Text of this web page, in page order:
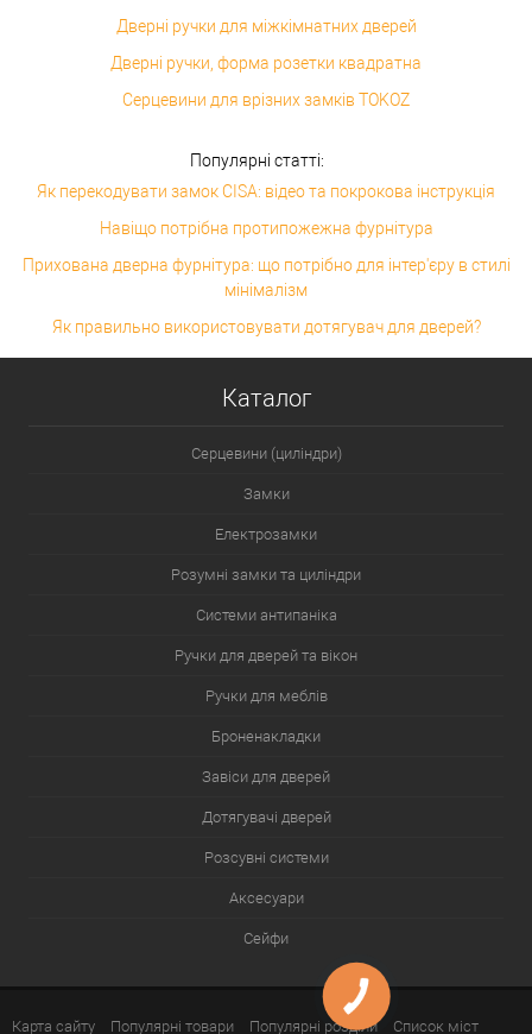
Дверні ручки для міжкімнатних дверей
Дверні ручки, форма розетки квадратна
Серцевини для врізних замків TOKOZ
Популярні статті:
Як перекодувати замок CISA: відео та покрокова інструкція
Навіщо потрібна протипожежна фурнітура
Прихована дверна фурнітура: що потрібно для інтер'єру в стилі
мінімалізм
Як правильно використовувати дотягувач для дверей?
Каталог
Серцевини (циліндри)
Замки
Електрозамки
Розумні замки та циліндри
Системи антипаніка
Ручки для дверей та вікон
Ручки для меблів
Броненакладки
Завіси для дверей
Дотягувачі дверей
Розсувні системи
Аксесуари
Сейфи
Карта сайту Популярні товари Популярні розділи Список міст